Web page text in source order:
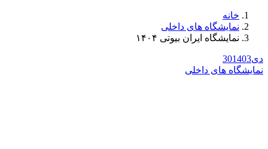
خانه
نمایشگاه های داخلی
نمایشگاه ایران بیوتی ۱۴۰۴
دی 301403
نمایشگاه های داخلی